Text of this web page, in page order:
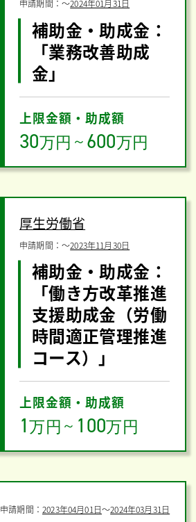
申請期間：〜2024年01月31日
補助金・助成金：
「業務改善助成
金」
上限金額・助成額
30万円 ～ 600万円
厚生労働省
申請期間：〜2023年11月30日
補助金・助成金：
「働き方改革推進
支援助成金（労働
時間適正管理推進
コース）」
上限金額・助成額
1万円 ～ 100万円
申請期間：2023年04月01日〜2024年03月31日